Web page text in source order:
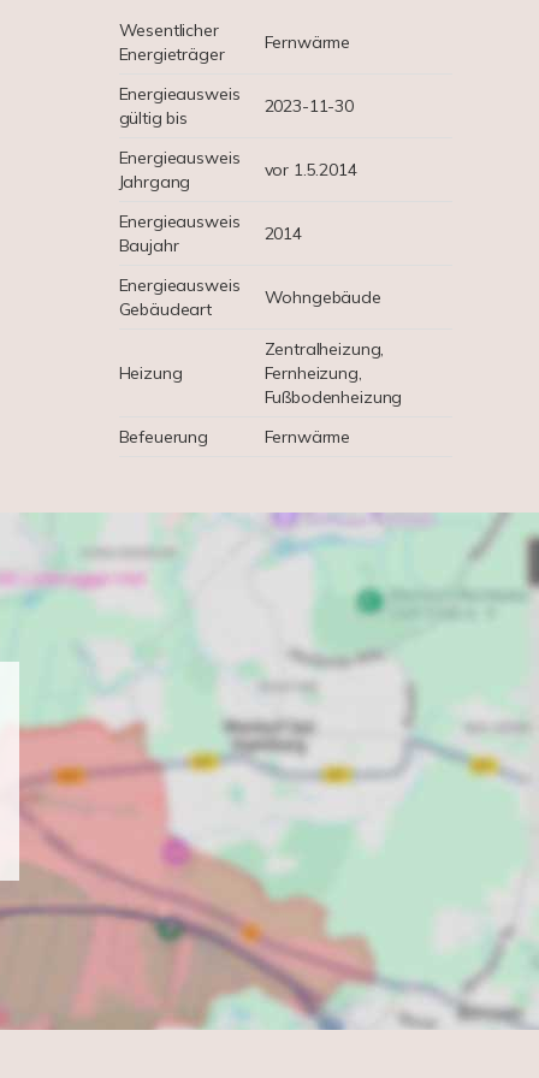
Wesentlicher
Energieträger
Fernwärme
Energieausweis
gültig bis
2023-11-30
Energieausweis
Jahrgang
vor 1.5.2014
Energieausweis
Baujahr
2014
Energieausweis
Gebäudeart
Wohngebäude
Heizung
Zentralheizung,
Fernheizung,
Fußbodenheizung
Befeuerung
Fernwärme